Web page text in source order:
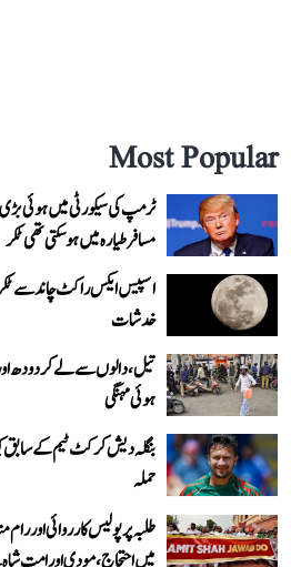
Most Popular
ٹرمپ کی سیکورٹی میں ہوئی
مسافر طیارہ میں ہو سکتی تھی ٹکر
اسپیس ایکس راکٹ چاند سے
خدشات
تیل، دالوں سے لے کر دودھ
ہوئی مہنگی
بنگلہ دیش کرکٹ ٹیم کے سابق
حملہ
طلبہ پر پولیس کارروائی اور رام